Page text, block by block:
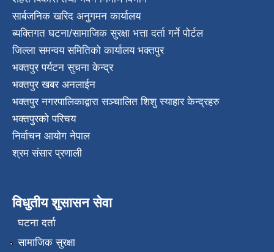
सार्बजनिक खरिद अनुगमन कार्यालय
ब्यक्तिगत घटना/सामाजिक सुरक्षा भत्ता दर्ता गर्ने पोर्टल
जिल्ला समन्वय समितिको कार्यालय भक्तपुर
भक्तपुर पर्यटन सुचना केन्द्र
भक्तपुर खबर अनलाईन
भक्तपुर नगरपालिकाद्वारा सञ्चालित शिशु स्याहार केन्द्रहरु
भक्तपुरकाे परिचय
निर्वाचन आयोग नेपाल
श्रम संसार प्रणाली
विधुतीय शुसासन सेवा
घटना दर्ता
सामाजिक सुरक्षा